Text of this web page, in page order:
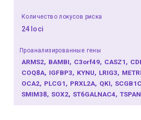
Количество локусов риска
24 loci
Проанализированные гены
ARMS2 BAMBI C3orf49 CASZ1
COQ8A IGFBP3 KYNU LRIG3
OCA2 PLCG1 PRXL2A QKI
SMIM38 SOX2 ST6GALNAC4